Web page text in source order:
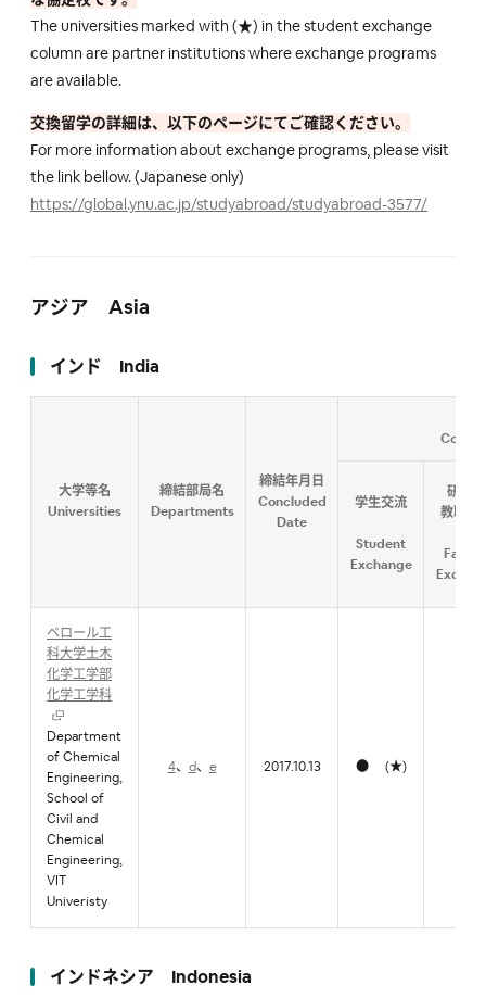
The universities marked with (★) in the student exchange
column are partner institutions where exchange programs
are available.
交換留学の詳細は、以下のページにてご確認ください。
For more information about exchange programs, please visit
the link bellow. (Japanese only)
https://global.ynu.ac.jp/studyabroad/studyabroad-3577/
アジア Asia
インド India
大学等名
Universities
締結部局名
Departments
締結年月日
Concluded
Date
学生交流
Student
Exchange
研究者
教職員
ベロール工
科大学土木
化学工学部
化学工学科
Department
of Chemical
Engineering,
School of
Civil and
Chemical
Engineering,
VIT
Univeristy
4、 d、 e 2017.10.13 ● (★)
インドネシア Indonesia